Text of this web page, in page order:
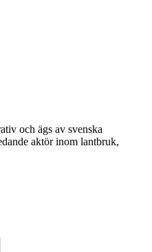
och ägs av svenska
aktör inom lantbruk,